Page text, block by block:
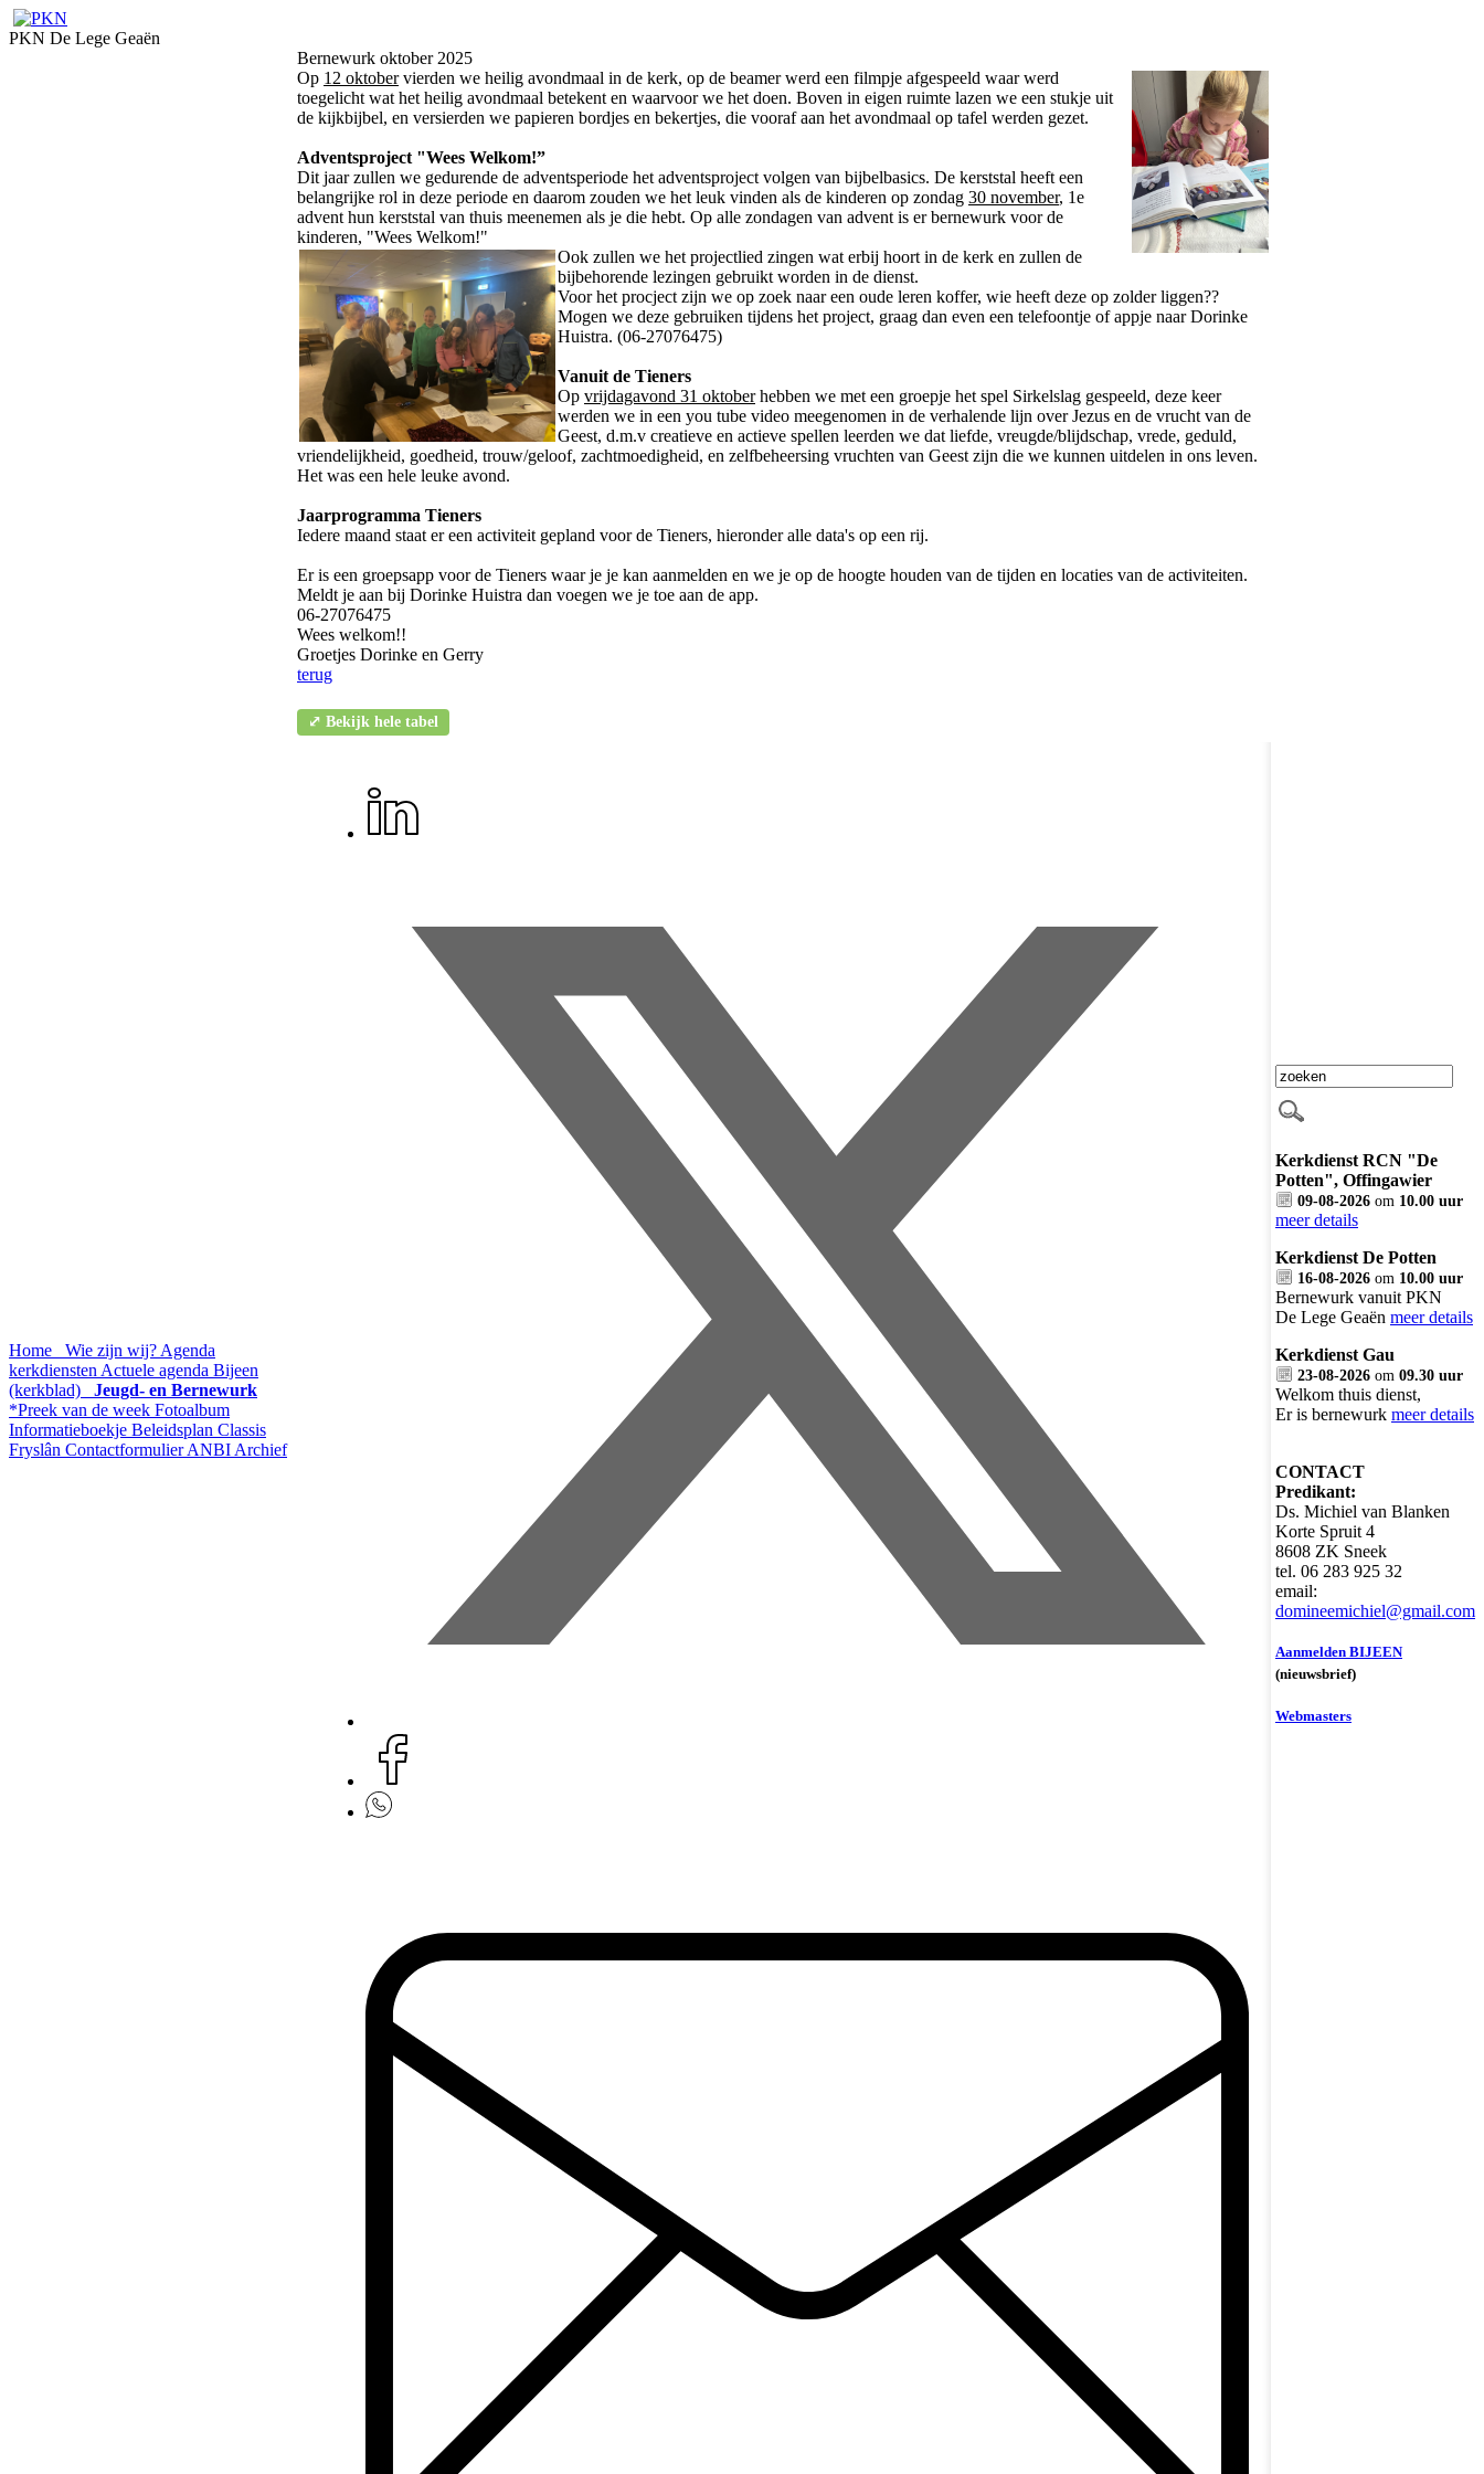
PKN De Lege Geaën
Home Wie zijn wij? Agenda
kerkdiensten Actuele agenda Bijeen
(kerkblad)
Jeugd- en Bernewurk
*Preek van de week Fotoalbum
Informatieboekje Beleidsplan Classis
Fryslân ContactformulierANBI Archief
Bernewurk oktober 2025
Op 12 oktobervierden we heilig avondmaal in de kerk, op de beamer werd een filmpje afgespeeld waar werd
toegelicht wat het heilig avondmaal betekent en waarvoor we het doen. Boven in eigen ruimte lazen we een stukje uit
de kijkbijbel, en versierden we papieren bordjes en bekertjes, die vooraf aan het avondmaal op tafel werden gezet.
Adventsproject "Wees Welkom!”
Dit jaar zullen we gedurende de adventsperiode het adventsproject volgen van bijbelbasics. De kerststal heeft een
belangrijke rol in deze periode en daarom zouden we het leuk vinden als de kinderen op zondag 30 november, 1e
advent hun kerststal van thuis meenemen als je die hebt. Op alle zondagen van advent is er bernewurk voor de
kinderen, "Wees Welkom!"
Ook zullen we het projectlied zingen wat erbij hoort in de kerk en zullen de
bijbehorende lezingen gebruikt worden in de dienst.
Voor het procject zijn we op zoek naar een oude leren koffer, wie heeft deze op zolder liggen??
Mogen we deze gebruiken tijdens het project, graag dan even een telefoontje of appje naar Dorinke
Huistra. (06-27076475)
Vanuit de Tieners
Op vrijdagavond 31 oktoberhebben we met een groepje het spel Sirkelslag gespeeld, deze keer
werden we in een you tube video meegenomen in de verhalende lijn over Jezus en de vrucht van de
Geest, d.m.v creatieve en actieve spellen leerden we dat liefde, vreugde/blijdschap, vrede, geduld,
vriendelijkheid, goedheid, trouw/geloof, zachtmoedigheid, en zelfbeheersing vruchten van Geest zijn die we kunnen uitdelen in ons leven.
Het was een hele leuke avond.
Jaarprogramma Tieners
Iedere maand staat er een activiteit gepland voor de Tieners, hieronder alle data's op een rij.
Er is een groepsapp voor de Tieners waar je je kan aanmelden en we je op de hoogte houden van de tijden en locaties van de activiteiten.
Meldt je aan bij Dorinke Huistra dan voegen we je toe aan de app.
06-27076475
Wees welkom!!
Groetjes Dorinke en Gerry
terug
⤢ Bekijk hele tabel
Kerkdienst RCN "De
Potten", Offingawier
09-08-2026 om 10.00 uur
meer details
Kerkdienst De Potten
16-08-2026 om 10.00 uur
Bernewurk vanuit PKN
De Lege Geaën meer details
Kerkdienst Gau
23-08-2026 om 09.30 uur
Welkom thuis dienst,
Er is bernewurk meer details
CONTACT
Predikant:
Ds. Michiel van Blanken
Korte Spruit 4
8608 ZK Sneek
tel. 06 283 925 32
email:
domineemichiel@gmail.com
Aanmelden BIJEEN
(nieuwsbrief)
Webmasters